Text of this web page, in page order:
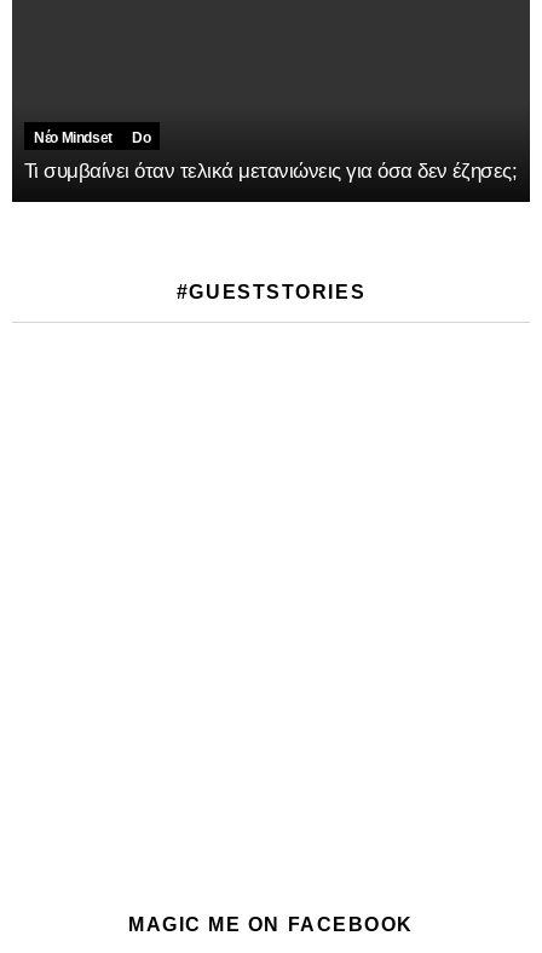
Νέο Mindset Do
Τι συμβαίνει όταν τελικά μετανιώνεις για όσα δεν έζησες;
#GUESTSTORIES
MAGIC ME ON FACEBOOK